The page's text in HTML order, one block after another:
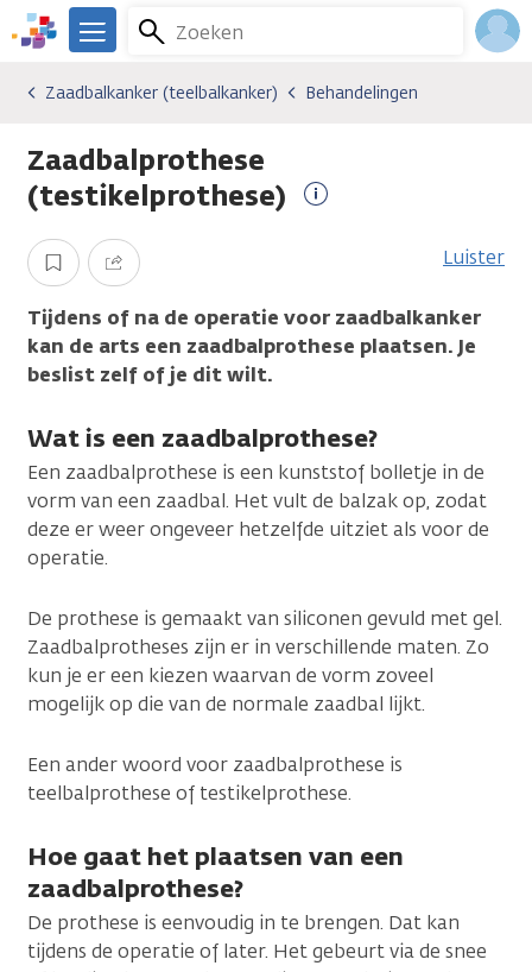
Overslaan
en
gaan
We
er
je.
Kanker.nl
Zoeken
Menu
Kankersoorten
Zaadbalkanker (teelbalkanker)
Behandelingen
Zaadbalkanker (teelbalkanker) Behandelingen
Zaadbalprothese
(testikelprothese)
Opslaan Delen Luister
Tijdens of na de operatie voor zaadbalkanker
kan de arts een zaadbalprothese plaatsen. Je
beslist zelf of je dit wilt.
Wat is een zaadbalprothese?
Een zaadbalprothese is een kunststof bolletje in de
vorm van een zaadbal. Het vult de balzak op, zodat
deze er weer ongeveer hetzelfde uitziet als voor de
operatie.
De prothese is gemaakt van siliconen gevuld met gel.
Zaadbalprotheses zijn er in verschillende maten. Zo
kun je er een kiezen waarvan de vorm zoveel
mogelijk op die van de normale zaadbal lijkt.
Een ander woord voor zaadbalprothese is
teelbalprothese of testikelprothese.
Hoe gaat het plaatsen van een
zaadbalprothese?
De prothese is eenvoudig in te brengen. Dat kan
tijdens de operatie of later. Het gebeurt via de snee